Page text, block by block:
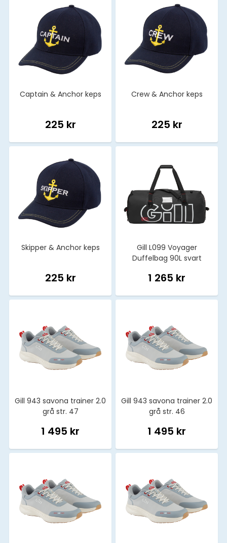
Captain & Anchor keps
225 kr
Crew & Anchor keps
225 kr
Skipper & Anchor keps
225 kr
Gill L099 Voyager
Duffelbag 90L svart
1 265 kr
Gill 943 savona trainer 2.0
grå str. 47
1 495 kr
Gill 943 savona trainer 2.0
grå str. 46
1 495 kr